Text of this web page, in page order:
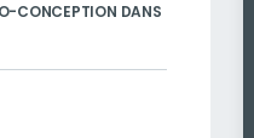
CONCEPTION DANS